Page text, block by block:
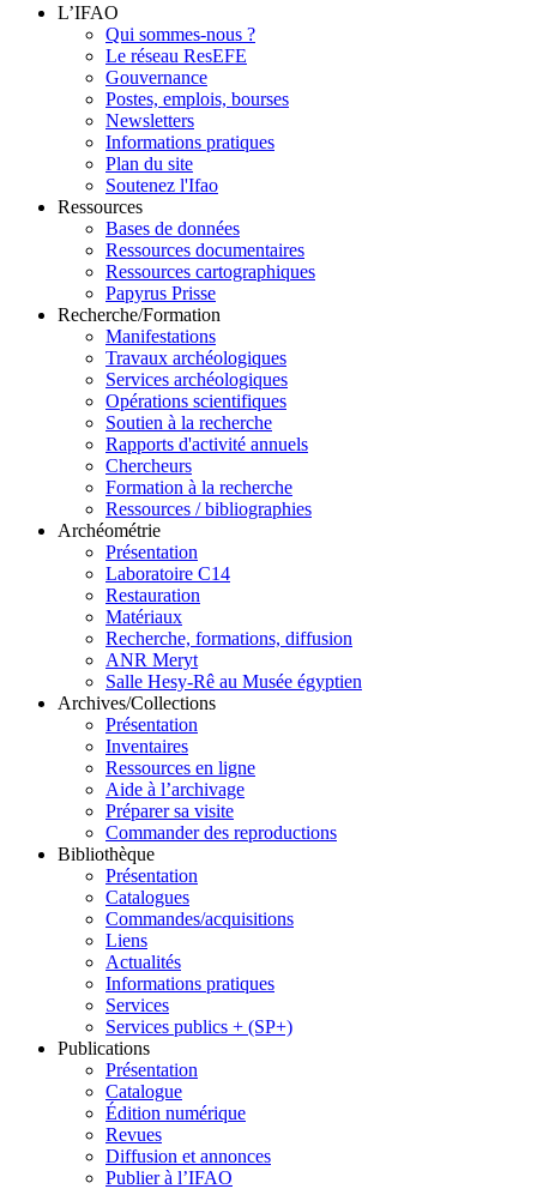
L’IFAO
Qui sommes-nous ?
Le réseau ResEFE
Gouvernance
Postes, emplois, bourses
Newsletters
Informations pratiques
Plan du site
Soutenez l'Ifao
Ressources
Bases de données
Ressources documentaires
Ressources cartographiques
Papyrus Prisse
Recherche/Formation
Manifestations
Travaux archéologiques
Services archéologiques
Opérations scientifiques
Soutien à la recherche
Rapports d'activité annuels
Chercheurs
Formation à la recherche
Ressources / bibliographies
Archéométrie
Présentation
Laboratoire C14
Restauration
Matériaux
Recherche, formations, diffusion
ANR Meryt
Salle Hesy-Rê au Musée égyptien
Archives/Collections
Présentation
Inventaires
Ressources en ligne
Aide à l’archivage
Préparer sa visite
Commander des reproductions
Bibliothèque
Présentation
Catalogues
Commandes/acquisitions
Liens
Actualités
Informations pratiques
Services
Services publics + (SP+)
Publications
Présentation
Catalogue
Édition numérique
Revues
Diffusion et annonces
Publier à l’IFAO